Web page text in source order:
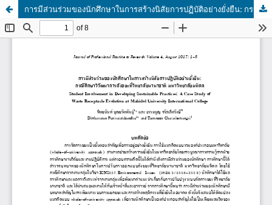
การมีส่วนร่วมของนักศึกษาในการสร้างนิสัยการปฏิบัติอย่างยั่งยืน: กรณีศึกษาวิวัฒนาการถังขยะที่วิทยาลัยนานาชาติ มหาวิทยาลัยมหิดล